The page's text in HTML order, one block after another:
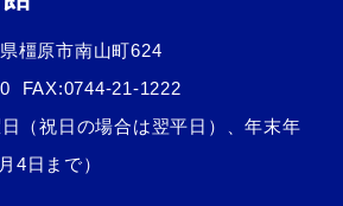
橿原市南山町624
FAX:0744-21-1222
（祝日の場合は翌平日）、年末年
4日まで）